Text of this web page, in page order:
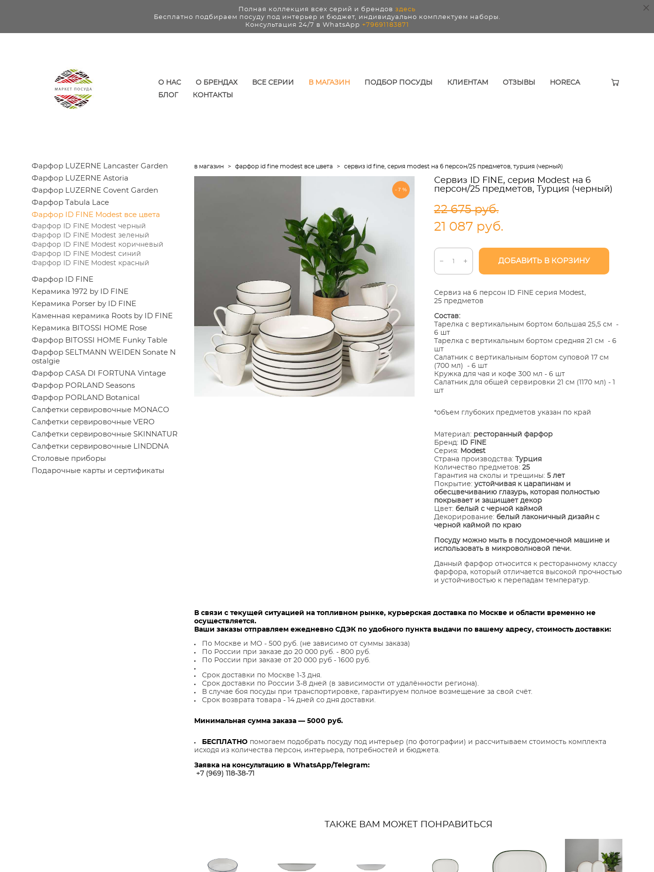
Полная коллекция всех серий и брендов здесь
Бесплатно подбираем посуду под интерьер и бюджет, индивидуально комплектуем наборы.
Консультация 24/7 в WhatsApp +79691183871
О НАС О БРЕНДАХ ВСЕ СЕРИИ В МАГАЗИН ПОДБОР ПОСУДЫ КЛИЕНТАМ ОТЗЫВЫ
HORECA
БЛОГ
КОНТАКТЫ
Фарфор LUZERNE Lancaster Garden
Фарфор LUZERNE Astoria
Фарфор LUZERNE Covent Garden
Фарфор Tabula Lace
Фарфор ID FINE Modest все цвета
Фарфор ID FINE Modest черный
Фарфор ID FINE Modest зеленый
Фарфор ID FINE Modest коричневый
Фарфор ID FINE Modest синий
Фарфор ID FINE Modest красный
Фарфор ID FINE
Керамика 1972 by ID FINE
Керамика Porser by ID FINE
Каменная керамика Roots by ID FINE
Керамика BITOSSI HOME Rose
Фарфор BITOSSI HOME Funky Table
Фарфор SELTMANN WEIDEN Sonate N
ostalgie
Фарфор CASA DI FORTUNA Vintage
Фарфор PORLAND Seasons
Фарфор PORLAND Botanical
Салфетки сервировочные MONACO
Салфетки сервировочные VERO
Салфетки сервировочные SKINNATUR
Салфетки сервировочные LINDDNA
Столовые приборы
Подарочные карты и сертификаты
в магазин > фарфор id fine modest все цвета > сервиз id fine, серия modest на 6 персон/25 предметов, турция (черный)
-7%
Сервиз ID FINE, серия Modest на 6
персон/25 предметов, Турция (черный)
22 675 pуб.
21 087 pуб.
ДОБАВИТЬ В КОРЗИНУ
Сервиз на 6 персон ID FINE серия Modest,
25 предметов
Состав:
Тарелка c вертикальным бортом большая 25,5 см -
6 шт
Тарелка c вертикальным бортом средняя 21 см - 6
шт
Салатник с вертикальным бортом суповой 17 см
(700 мл) - 6 шт
Кружка для чая и кофе 300 мл - 6 шт
Салатник для общей сервировки 21 см (1170 мл) - 1
шт
*объем глубоких предметов указан по край
Материал: ресторанный фарфор
Бренд:
ID FINE
Серия: Modest
Страна производства:
Турция
Количество предметов: 25
Гарантия на сколы и трещины: 5 лет
Покрытие: устойчивая к царапинам и
обесцвечиванию глазурь, которая полностью
покрывает и защищает декор
​Цвет: белый с черной каймой
Декорирование: белый лаконичный дизайн с
черной каймой по краю
Посуду можно мыть в посудомоечной машине и
использовать в микроволновой печи.
Данный фарфор относится к ресторанному классу
фарфора, который отличается высокой прочностью
и устойчивостью к перепадам температур.
В связи с текущей ситуацией на топливном рынке, курьерская доставка по Москве и области временно не
осуществляется.
Ваши заказы отправляем ежедневно СДЭК по удобного пункта выдачи по вашему адресу, стоимость доставки:
По Москве и МО - 500 руб. (не зависимо от суммы заказа)
По России при заказе до 20 000 руб. - 800 руб.
По России при заказе от 20 000 руб - 1600 руб.
Срок доставки по Москве 1-3 дня.
Срок доставки по России 3-8 дней (в зависимости от удалённости региона).
В случае боя посуды при транспортировке, гарантируем полное возмещение за свой счёт.
Срок возврата товара - 14 дней со дня доставки.
Минимальная сумма заказа — 5000 руб.
БЕСПЛАТНО помогаем подобрать посуду под интерьер (по фотографии) и рассчитываем стоимость комплекта
исходя из количества персон, интерьера, потребностей и бюджета.
Заявка на консультацию в WhatsApp/Telegram:
+7 (969) 118-38-7
ТАКЖЕ ВАМ МОЖЕТ ПОНРАВИТЬСЯ